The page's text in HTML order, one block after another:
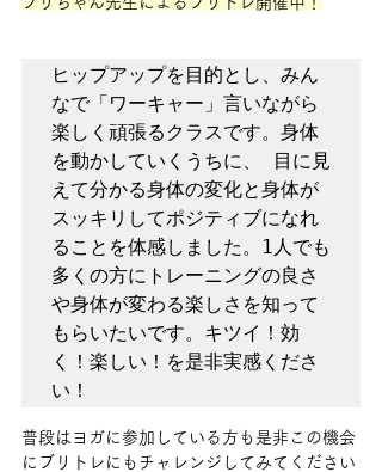
ヒップアップを目的とし、みん
なで「ワーキャー」言いながら
楽しく頑張るクラスです。身体
を動かしていくうちに、 目に見
えて分かる身体の変化と身体が
スッキリしてポジティブになれ
ることを体感しました。1人でも
多くの方にトレーニングの良さ
や身体が変わる楽しさを知って
もらいたいです。キツイ！効
く！楽しい！を是非実感くださ
い！​​​
普段はヨガに参加している方も是非この機会
にブリトレにもチャレンジしてみてください